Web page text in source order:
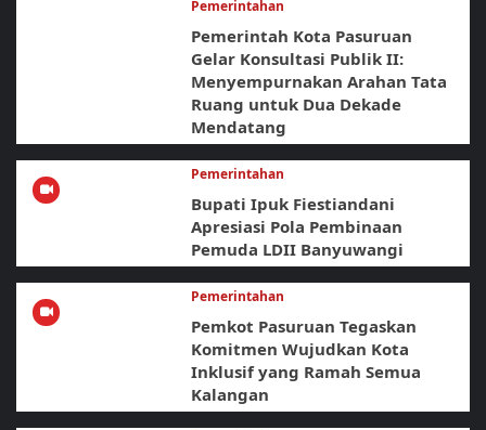
Pemerintahan
Pemerintah Kota Pasuruan
Gelar Konsultasi Publik II:
Menyempurnakan Arahan Tata
Ruang untuk Dua Dekade
Mendatang
Pemerintahan
Bupati Ipuk Fiestiandani
Apresiasi Pola Pembinaan
Pemuda LDII Banyuwangi
Pemerintahan
Pemkot Pasuruan Tegaskan
Komitmen Wujudkan Kota
Inklusif yang Ramah Semua
Kalangan